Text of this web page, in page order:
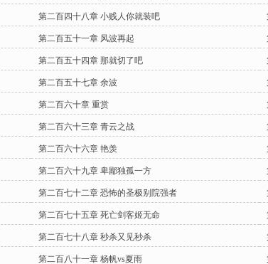
第二百四十八章 小贱人你就装吧
第二百五十一章 风波再起
第二百五十四章 那就切了吧
第二百五十七章 余波
第二百六十章 重赏
第二百六十三章 青云之战
第二百六十六章 艳羡
第二百六十九章 卑鄙独孤一方
第二百七十二章 恐怖的圣极别院强者
第二百七十五章 死亡剑客姬无命
第二百七十八章 秒杀又见秒杀
第二百八十一章 杨帆vs夏雨